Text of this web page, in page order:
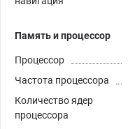
Память и процессор
Процессор
Частота процессора
Количество ядер
процессора